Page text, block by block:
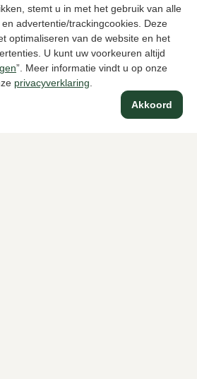
stemt u in met het gebruik van alle
advertentie/trackingcookies. Deze
optimaliseren van de website en het
U kunt uw voorkeuren altijd
”. Meer informatie vindt u op onze
privacyverklaring
Akkoord
Blundstone
Bruine